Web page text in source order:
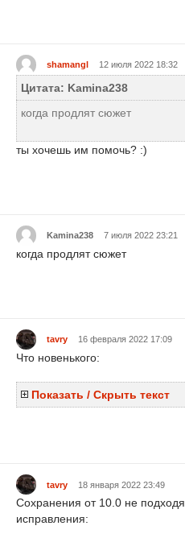
shamangl 12 июля 2022 18:32
Цитата: Kamina238
когда продлят сюжет
ты хочешь им помочь? :)
Kamina238 7 июля 2022 23:21
когда продлят сюжет
tavry 16 февраля 2022 17:09
Что новенького:
Показать / Скрыть текст
tavry 18 января 2022 23:49
Сохранения от 10.0 не
исправления: